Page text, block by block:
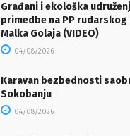
Građani i ekološka
primedbe na PP
Malka Golaja (VIDEO)
04/08/2026
Karavan bezbednosti
Sokobanju
04/08/2026